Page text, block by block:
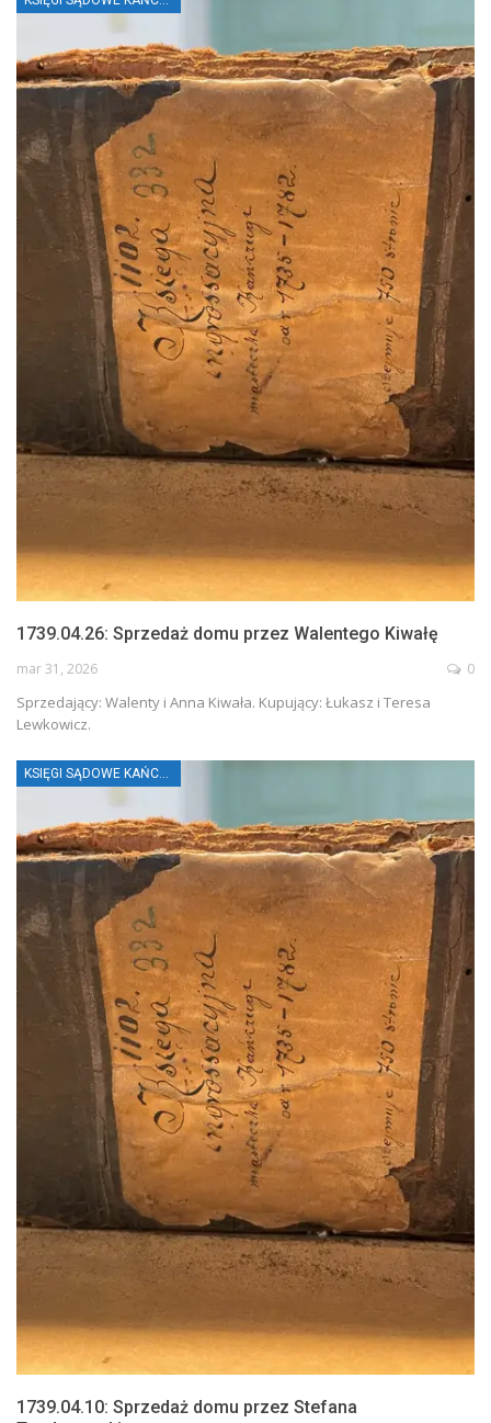
1739.04.26: Sprzedaż domu przez Walentego Kiwałę
mar 31, 2026 0
Sprzedający: Walenty i Anna Kiwała. Kupujący: Łukasz i Teresa
Lewkowicz.
1739.04.10: Sprzedaż domu przez Stefana